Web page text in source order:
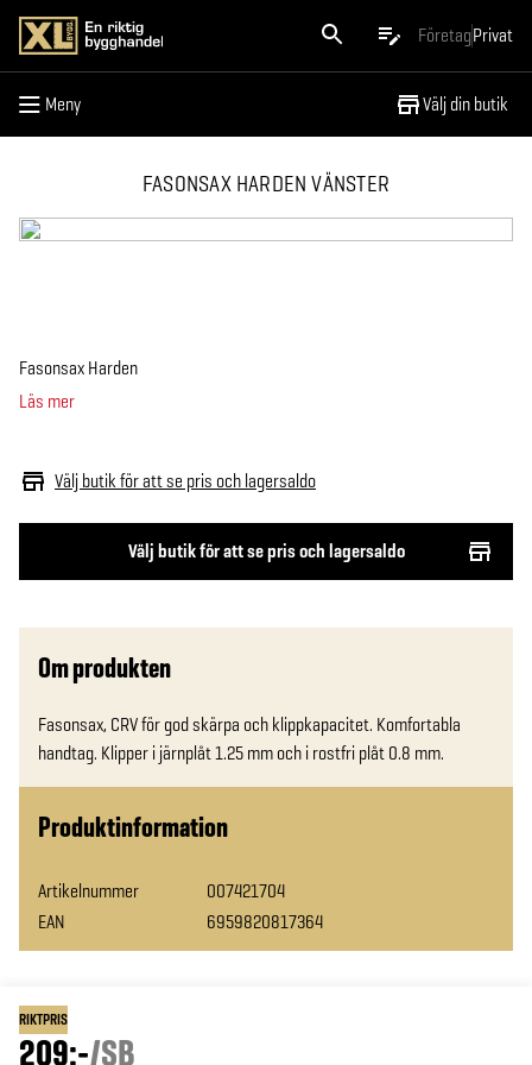
FöretagPrivat
Meny Välj din butik
Meny
FASONSAX HARDEN VÄNSTER
Välj butik för att se pris och lagersaldo
Välj butik för att se pris och lagersaldo
Fasonsax Harden
Läs mer
Om produkten
Fasonsax, CRV för god skärpa och klippkapacitet. Komfortabla
handtag. Klipper i järnplåt 1.25 mm och i rostfri plåt 0.8 mm.
Produktinformation
Artikelnummer
007421704
EAN
6959820817364
RIKTPRIS
209:-/SB